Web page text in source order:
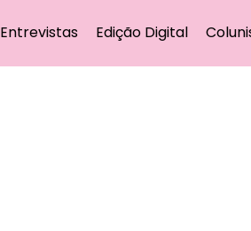
Entrevistas Edição Digital